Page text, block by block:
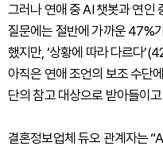
그러나 연애 중 AI 챗봇과 연인
질문에는 절반에 가까운 47%
했지만, ‘상황에 따라 다르다
아직은 연애 조언의 보조 수단
단의 참고 대상으로 받아들이
결혼정보업체 듀오 관계자는